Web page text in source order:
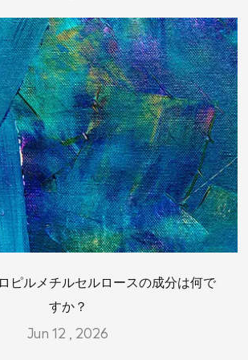
ピルメチルセルロースの成分は何で
すか？
Jun 12 , 2026